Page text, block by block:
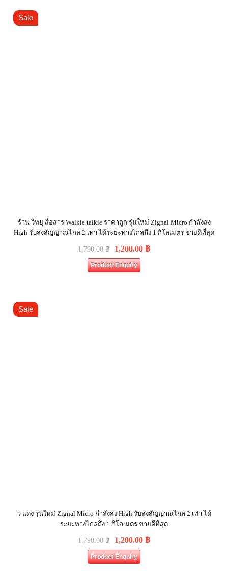
Sale
ร้าน วิทยุ สื่อสาร Walkie talkie ราคาถูก รุ่นใหม่ Zignal Micro กำลังส่ง
High รับส่งสัญญาณไกล 2 เท่า ได้ระยะทางไกลถึง 1 กิโลเมตร ขายดีที่สุด
1,790.00฿ 1,200.00 ฿
Product Enquiry
Sale
ว แดง รุ่นใหม่ Zignal Micro กำลังส่ง High รับส่งสัญญาณไกล 2 เท่า ได้
ระยะทางไกลถึง 1 กิโลเมตร ขายดีที่สุด
1,790.00฿ 1,200.00 ฿
Product Enquiry